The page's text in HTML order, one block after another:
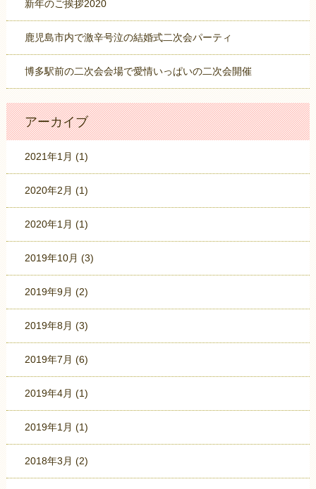
新年のご挨拶2020
鹿児島市内で激辛号泣の結婚式二次会パーティ
博多駅前の二次会会場で愛情いっぱいの二次会開催
アーカイブ
2021年1月 (1)
2020年2月 (1)
2020年1月 (1)
2019年10月 (3)
2019年9月 (2)
2019年8月 (3)
2019年7月 (6)
2019年4月 (1)
2019年1月 (1)
2018年3月 (2)